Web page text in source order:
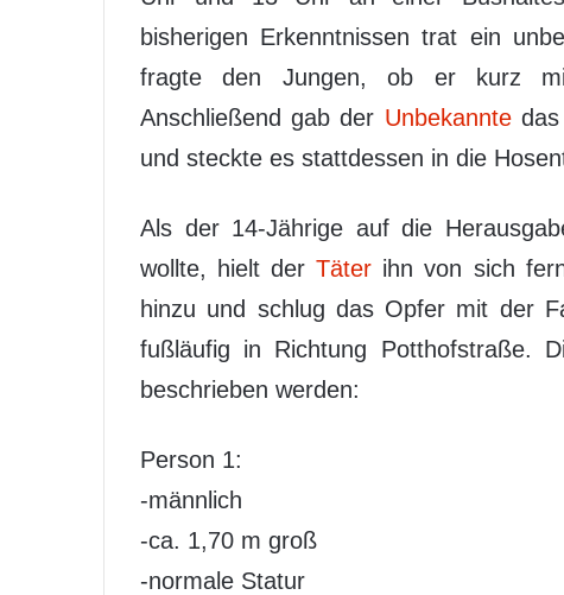
bisherigen Erkenntnissen trat ein
fragte den Jungen, ob er kurz
Anschließend gab der Unbekanntedas
und steckte es stattdessen in die
Als der 14-Jährige auf die
wollte, hielt derTäter ihn von sich
hinzu und schlug das Opfer mit der
fußläufig in Richtung Potthofstraße.
beschrieben werden:
Person 1:
-männlich
-ca. 1,70 m groß
-normale Statur